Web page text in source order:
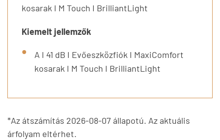
kosarak I M Touch I BrilliantLight
Kiemelt jellemzők
A I 41 dB I Evőeszközfiók I MaxiComfort
kosarak I M Touch I BrilliantLight
*Az átszámítás 2026-08-07 állapotú. Az aktuális
árfolyam eltérhet.